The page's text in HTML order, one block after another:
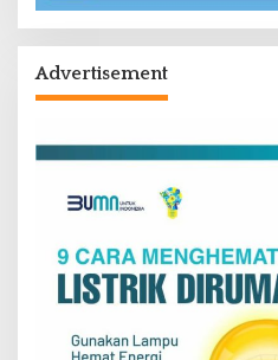
Advertisement